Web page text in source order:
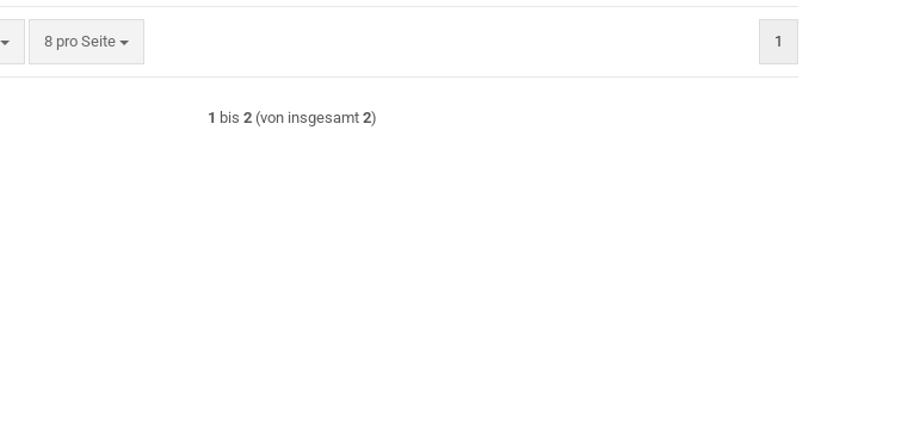
8 pro Seite
pro Seite 1
1 bis2 (von insgesamt2)